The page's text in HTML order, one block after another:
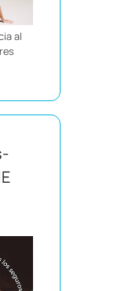
al